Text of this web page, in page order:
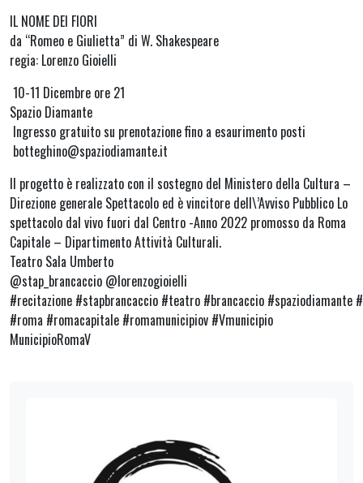
IL NOME DEI FIORI
da “Romeo e Giulietta” di W. Shakespeare
regia: Lorenzo Gioielli
10-11 Dicembre ore 21
Spazio Diamante
Ingresso gratuito su prenotazione fino a esaurimento posti
botteghino@spaziodiamante.it
Il progetto è realizzato con il sostegno del Ministero della Cultura –
Direzione generale Spettacolo ed è vincitore dell\’Avviso Pubblico Lo
spettacolo dal vivo fuori dal Centro -Anno 2022 promosso da Roma
Capitale – Dipartimento Attività Culturali.
Teatro Sala Umberto
@stap_brancaccio @lorenzogioielli
#recitazione #stapbrancaccio #teatro #brancaccio
#roma #romacapitale #romamunicipiov #Vmunicipio
MunicipioRomaV